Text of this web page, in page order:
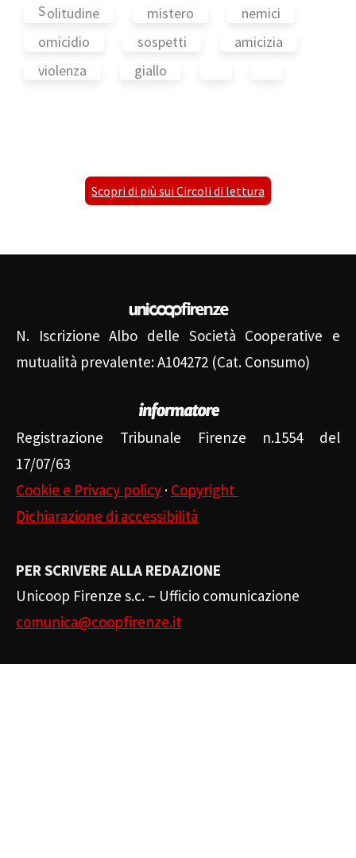
Solitudine mistero
nemici
omicidio
sospetti
amicizia
violenza
giallo
Scopri di più sui Circoli di lettura
N. Iscrizione Albo delle Società Cooperative e
mutualità prevalente: A104272 (Cat. Consumo)
Registrazione Tribunale Firenze n.1554 del
17/07/63
Cookie e Privacy policy · Copyright
Dichiarazione di accessibilità
PER SCRIVERE ALLA REDAZIONE
Unicoop Firenze s.c. – Ufficio comunicazione
comunica@coopfirenze.it